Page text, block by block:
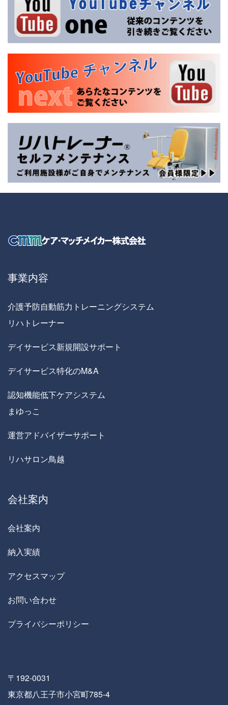
事業内容
介護予防自動筋力トレーニングシステム
リハトレーナー
デイサービス新規開設サポート
デイサービス特化のM&A
認知機能低下ケアシステム
まゆっこ
運営アドバイザーサポート
リハサロン鳥越
会社案内
会社案内
納入実績
アクセスマップ
お問い合わせ
プライバシーポリシー
〒192-0031
東京都八王子市小宮町785-4